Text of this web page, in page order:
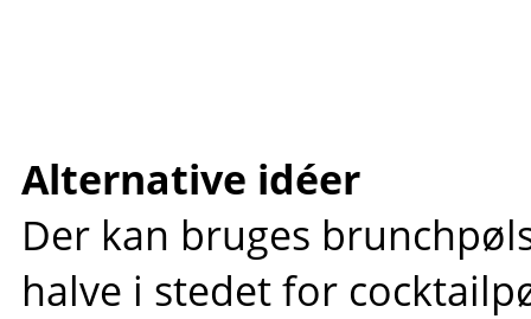
Alternative idéer
Der kan bruges
halve i stedet for